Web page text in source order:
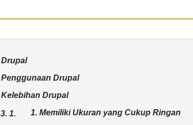
Drupal
Penggunaan Drupal
Kelebihan Drupal
3. 1. 1. Memiliki Ukuran yang Cukup Ringan